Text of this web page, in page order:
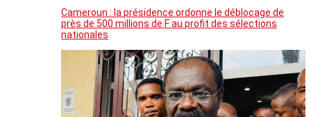
Cameroun : la présidence ordonne le déblocage de
près de 500 millions de F au profit des sélections
nationales